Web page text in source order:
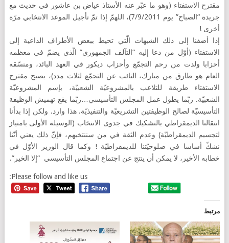
مقترح الاستفتاء (وهو ما عبّر عنه الأستاذ عياض بن عاشور في حديث مع
جريدة “الصباح” يوم 7/9/2011)، اللهمّ إذا تمّ تأجيل الموعد الانتخابي مرّة
أخرى !
إذا أضفنا إلى ذلك الشبهات الّتي تحيط ببعض الأطراف الداعية إلى
الاستفتاء (أوّل من دعا إليه “التآلف الجمهوري” الّذي يضمّ في معظمه
أحزابا ولدت من رحم التجمّع وأحزاب ديكور في العهد البائد، ومنسّقه
العام هو طارق من مبارك، النائب عن التجمّع لثلاث مدد)، يصبح مقترح
الاستفتاء طريقة للتلاعب بالمشروعيّة الشعبيّة، بإسم المشروعيّة
الشعبيّة. ربّما يطول عمل المجلس التأسيسي…ربّما يقع تهميش الوظيفة
التأسيسيّة لصالح الوظيفتين التشريعيّة والتنفيذيّة. هذا وارد. ولكن إذا بدأنا
انتقالنا الديمقراطي بالتشكيك في جدوى الانتخاب (الوسيلة الأولى بامتياز
لتجسيم الديمقراطيّة) وعدم الثقة في من سننتخبهم، فإنّ ذلك يعني أنّنا
نشكّ أساسا في صلوحيّتنا للديمقراطيّة ! وكما قال الوزير الأوّل في
خطابه الأخير، لا يمكن أن ينتج عن اجتماع المجلس التأسيسي “إلا الخير”.
Please follow and like us:
مرتبط